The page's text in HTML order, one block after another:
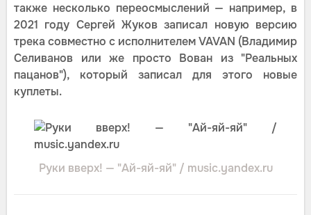
также несколько переосмыслений — например, в
2021 году Сергей Жуков записал новую версию
трека совместно с исполнителем VAVAN (Владимир
Селиванов или же просто Вован из "Реальных
пацанов"), который записал для этого новые
куплеты.
Руки вверх! — "Ай-яй-яй" / music.yandex.ru